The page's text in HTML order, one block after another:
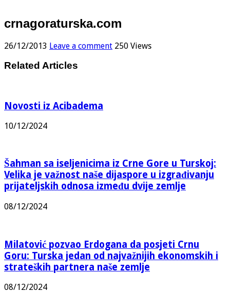
crnagoraturska.com
26/12/2013 Leave a comment 250 Views
Related Articles
Novosti iz Acibadema
10/12/2024
Šahman sa iseljenicima iz Crne Gore u Turskoj:
Velika je važnost naše dijaspore u izgrađivanju
prijateljskih odnosa između dvije zemlje
08/12/2024
Milatović pozvao Erdogana da posjeti Crnu
Goru: Turska jedan od najvažnijih ekonomskih i
strateških partnera naše zemlje
08/12/2024